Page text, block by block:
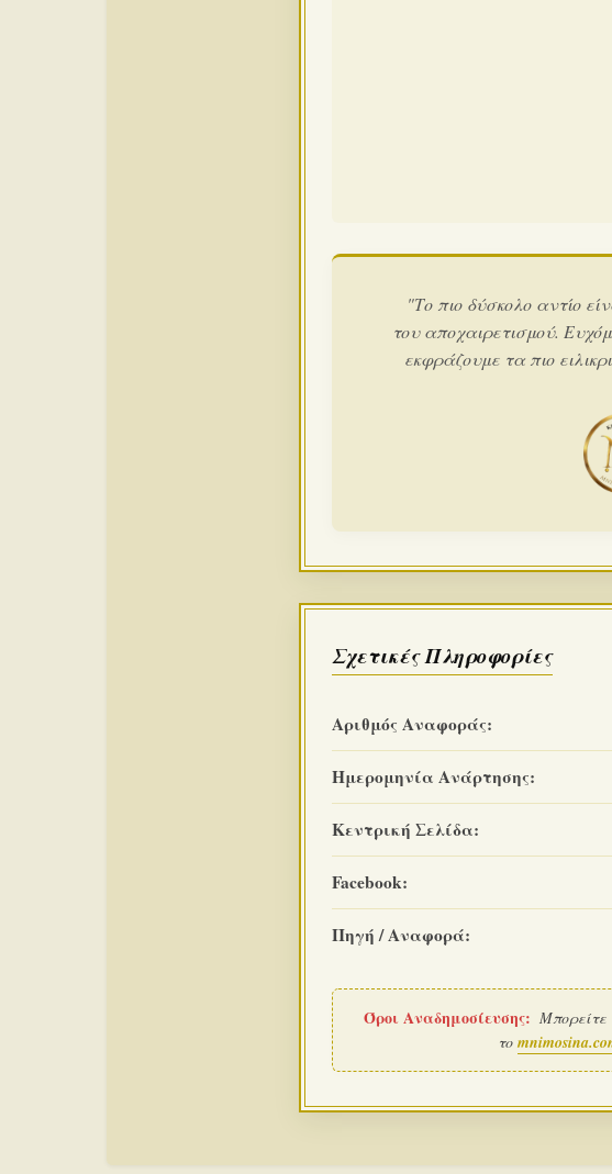
"Το πιο δύσκολο αντίο
του αποχαιρετισμού.
εκφράζουμε τα πιο
Σχετικές Πληροφορίες
Αριθμός Αναφοράς:
Ημερομηνία Ανάρτησης:
Κεντρική Σελίδα:
Facebook:
Πηγή / Αναφορά:
Όροι Αναδημοσίευσης:
το